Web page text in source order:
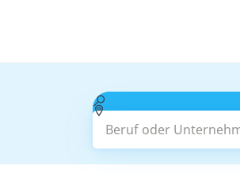
Beruf oder
Suchen